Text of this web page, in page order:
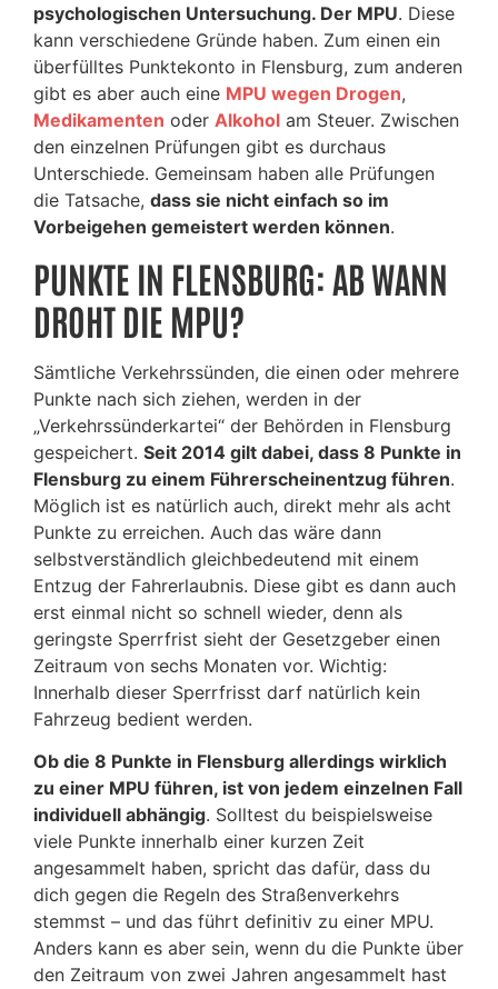
psychologischen Untersuchung. Der MPU. Diese
kann verschiedene Gründe haben. Zum einen ein
überfülltes Punktekonto in Flensburg, zum anderen
gibt es aber auch eine MPU wegen Drogen,
Medikamenten oder Alkohol am Steuer. Zwischen
den einzelnen Prüfungen gibt es durchaus
Unterschiede. Gemeinsam haben alle Prüfungen
die Tatsache, dass sie nicht einfach so im
Vorbeigehen gemeistert werden können.
PUNKTE IN FLENSBURG: AB WANN
DROHT DIE MPU?
Sämtliche Verkehrssünden, die einen oder mehrere
Punkte nach sich ziehen, werden in der
„Verkehrssünderkartei“ der Behörden in Flensburg
gespeichert. Seit 2014 gilt dabei, dass 8 Punkte in
Flensburg zu einem Führerscheinentzug führen.
Möglich ist es natürlich auch, direkt mehr als acht
Punkte zu erreichen. Auch das wäre dann
selbstverständlich gleichbedeutend mit einem
Entzug der Fahrerlaubnis. Diese gibt es dann auch
erst einmal nicht so schnell wieder, denn als
geringste Sperrfrist sieht der Gesetzgeber einen
Zeitraum von sechs Monaten vor. Wichtig:
Innerhalb dieser Sperrfrisst darf natürlich kein
Fahrzeug bedient werden.
Ob die 8 Punkte in Flensburg allerdings wirklich
zu einer MPU führen, ist von jedem einzelnen Fall
individuell abhängig. Solltest du beispielsweise
viele Punkte innerhalb einer kurzen Zeit
angesammelt haben, spricht das dafür, dass du
dich gegen die Regeln des Straßenverkehrs
stemmst – und das führt definitiv zu einer MPU.
Anders kann es aber sein, wenn du die Punkte über
den Zeitraum von zwei Jahren angesammelt hast